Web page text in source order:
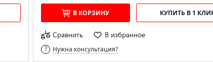
В КОРЗИНУ КУПИТЬ В 1
Сравнить В избранное
Нужна консультация?